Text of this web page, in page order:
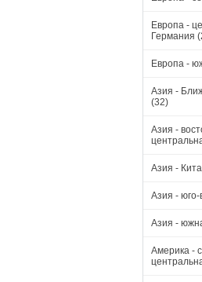
Европа -
Германия
Европа -
Азия -
(32)
Азия -
Азия -
Азия - юго-
Азия -
Америка -